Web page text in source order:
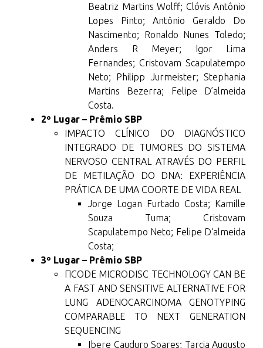
Beatriz Martins Wolff; Clóvis Antônio
Lopes Pinto; Antônio Geraldo Do
Nascimento; Ronaldo Nunes Toledo;
Anders R Meyer; Igor Lima
Fernandes; Cristovam Scapulatempo
Neto; Philipp Jurmeister; Stephania
Martins Bezerra; Felipe D’almeida
Costa.
2º Lugar – Prêmio SBP
IMPACTO CLÍNICO DO DIAGNÓSTICO
INTEGRADO DE TUMORES DO SISTEMA
NERVOSO CENTRAL ATRAVÉS DO PERFIL
DE METILAÇÃO DO DNA: EXPERIÊNCIA
PRÁTICA DE UMA COORTE DE VIDA REAL
Jorge Logan Furtado Costa; Kamille
Souza Tuma; Cristovam
Scapulatempo Neto; Felipe D‘almeida
Costa;
3º Lugar – Prêmio SBP
ΠCODE MICRODISC TECHNOLOGY CAN BE
A FAST AND SENSITIVE ALTERNATIVE FOR
LUNG ADENOCARCINOMA GENOTYPING
COMPARABLE TO NEXT GENERATION
SEQUENCING
Ibere Cauduro Soares; Tarcia Augusto